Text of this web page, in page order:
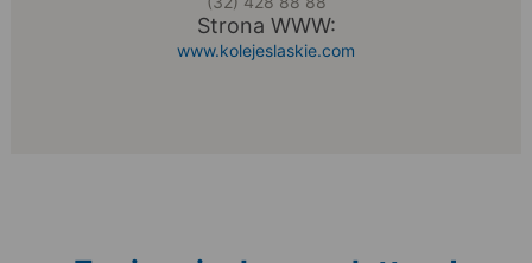
Strona WWW:
www.kolejeslaskie.com